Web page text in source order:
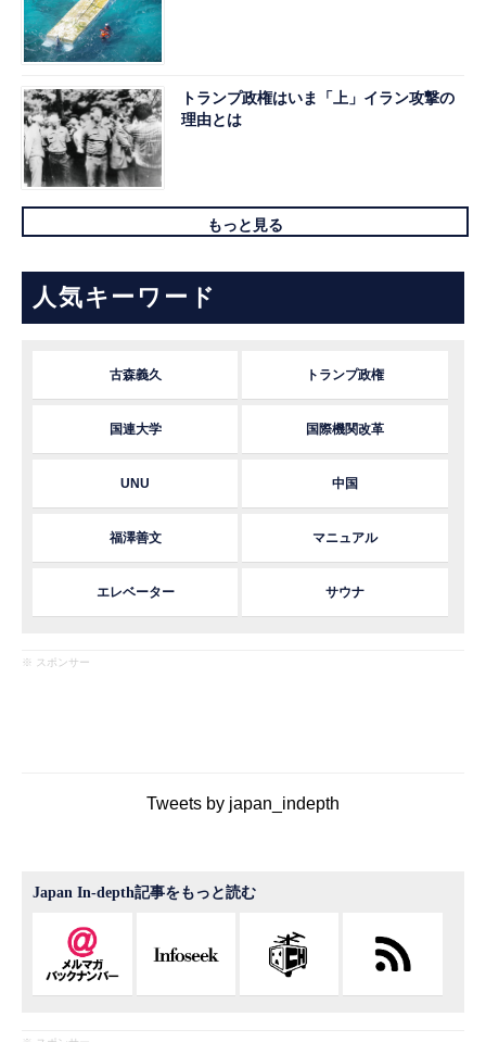
トランプ政権はいま「上」イラン攻撃の
理由とは
もっと見る
人気キーワード
古森義久 トランプ政権
国連大学 国際機関改革
UNU 中国
福澤善文 マニュアル
エレベーター サウナ
※ スポンサー
Tweets by japan_indepth
Japan In-depth記事をもっと読む